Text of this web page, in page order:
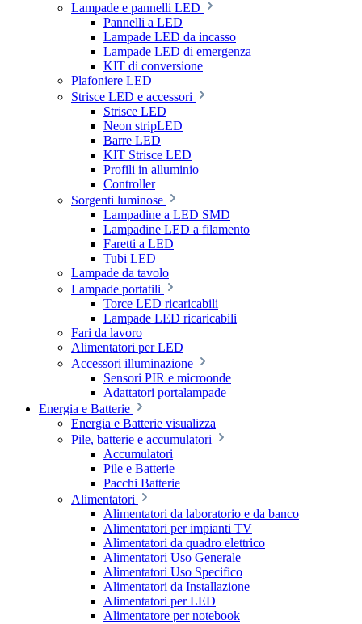
Lampade e pannelli LED
Pannelli a LED
Lampade LED da incasso
Lampade LED di emergenza
KIT di conversione
Plafoniere LED
Strisce LED e accessori
Strisce LED
Neon stripLED
Barre LED
KIT Strisce LED
Profili in alluminio
Controller
Sorgenti luminose
Lampadine a LED SMD
Lampadine LED a filamento
Faretti a LED
Tubi LED
Lampade da tavolo
Lampade portatili
Torce LED ricaricabili
Lampade LED ricaricabili
Fari da lavoro
Alimentatori per LED
Accessori illuminazione
Sensori PIR e microonde
Adattatori portalampade
Energia e Batterie
Energia e Batterie visualizza
Pile, batterie e accumulatori
Accumulatori
Pile e Batterie
Pacchi Batterie
Alimentatori
Alimentatori da laboratorio e da banco
Alimentatori per impianti TV
Alimentatori da quadro elettrico
Alimentatori Uso Generale
Alimentatori Uso Specifico
Alimentatori da Installazione
Alimentatori per LED
Alimentatore per notebook